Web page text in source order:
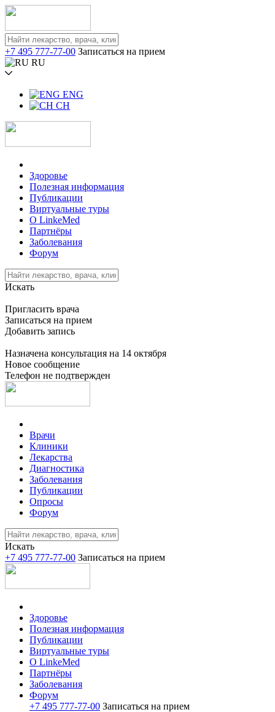
+7 495 777-77-00 Записаться на прием
RU
ENG
CH
Здоровье
Полезная информация
Публикации
Виртуальные туры
О LinkeMed
Партнёры
Заболевания
Форум
Искать
Пригласить врача
Записаться на прием
Добавить запись
Назначена консультация на 14 октября
Новое сообщение
Телефон не подтвержден
Врачи
Клиники
Лекарства
Диагностика
Заболевания
Публикации
Опросы
Форум
Искать
+7 495 777-77-00 Записаться на прием
Здоровье
Полезная информация
Публикации
Виртуальные туры
О LinkeMed
Партнёры
Заболевания
Форум
+7 495 777-77-00 Записаться на прием